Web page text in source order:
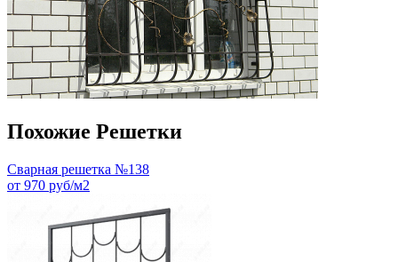
Похожие Решетки
Сварная решетка №138
от 970 руб/м2